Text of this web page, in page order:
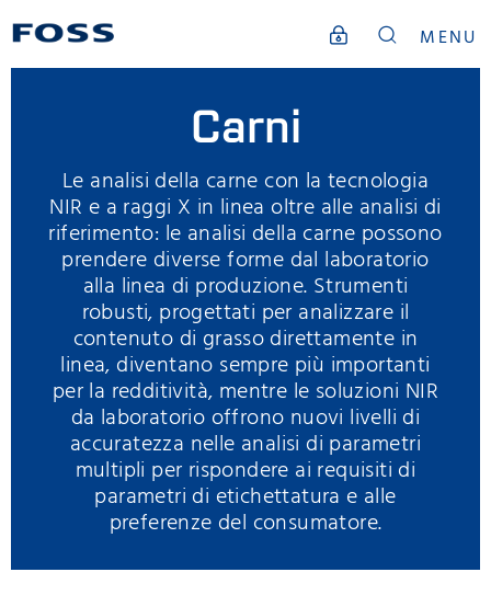
MENU
Carni
Le analisi della carne con la tecnologia
NIR e a raggi X in linea oltre alle analisi di
riferimento: le analisi della carne possono
prendere diverse forme dal laboratorio
alla linea di produzione. Strumenti
robusti, progettati per analizzare il
contenuto di grasso direttamente in
linea, diventano sempre più importanti
per la redditività, mentre le soluzioni NIR
da laboratorio offrono nuovi livelli di
accuratezza nelle analisi di parametri
multipli per rispondere ai requisiti di
parametri di etichettatura e alle
preferenze del consumatore.